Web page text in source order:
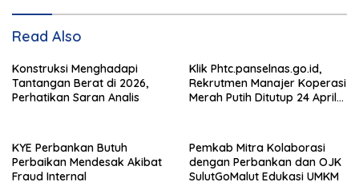
Read Also
Konstruksi Menghadapi
Tantangan Berat di 2026,
Perhatikan Saran Analis
Klik Phtc.panselnas.go.id,
Rekrutmen Manajer Koperasi
Merah Putih Ditutup 24 April
KYE Perbankan Butuh
Perbaikan Mendesak Akibat
Fraud Internal
Pemkab Mitra Kolaborasi
dengan Perbankan dan OJK
SulutGoMalut Edukasi UMKM